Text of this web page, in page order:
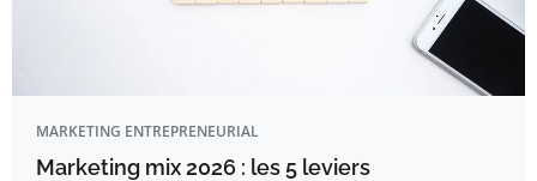
MARKETING ENTREPRENEURIAL
Marketing mix 2026 : les 5 leviers